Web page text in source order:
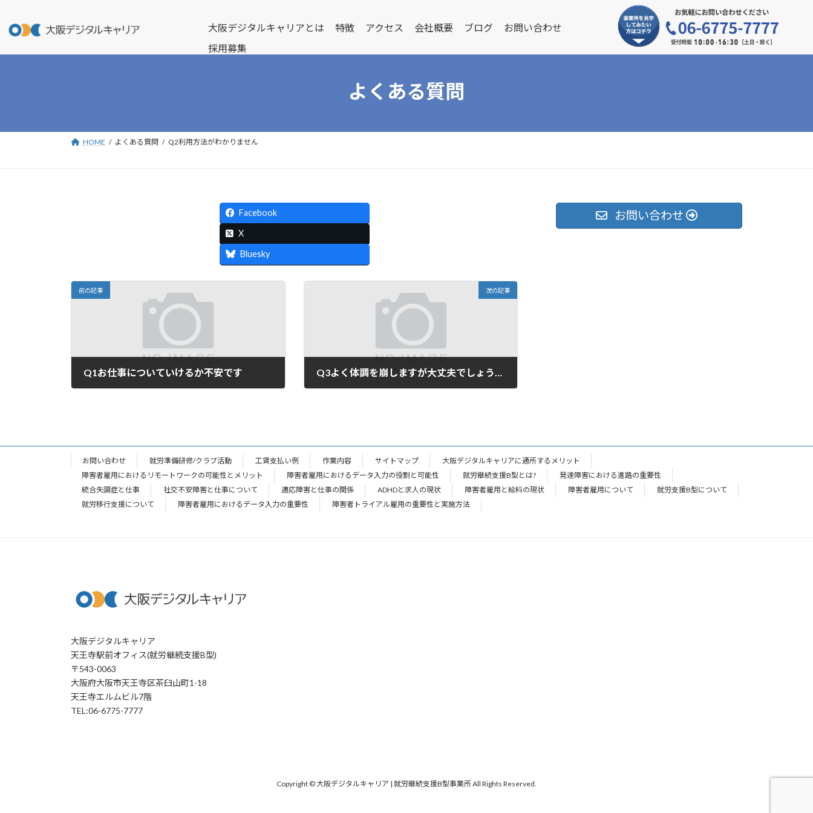
テ
ゲ
大阪デジタルキャリアとは 特徴 アクセス 会社概要 ブログ
お問い合わせ
採用募集
よくある質問
HOME よくある質問 Q2利用方法がわかりません
Facebook
X
Bluesky
前の記事
Q1お仕事についていけるか不安です
次の記事
Q3よく体調を崩しますが大丈夫でしょうか？
お問い合わせ
お問い合わせ 就労準備研修/クラブ活動 工賃支払い例 作業内容 サイトマップ
大阪デジタルキャリアに通所するメリット
障害者雇用におけるリモートワークの可能性とメリット
障害者雇用におけるデータ入力の役割と可能性 就労継続支援B型とは?
発達障害における進路の重要性
統合失調症と仕事
社交不安障害と仕事について 適応障害と仕事の関係 ADHDと求人の現状 障害者雇用と給料の現状 障害者雇用について
就労支援B型について
就労移行支援について
障害者雇用におけるデータ入力の重要性 障害者トライアル雇用の重要性と実施方法
大阪デジタルキャリア
天王寺駅前オフィス(就労継続支援B型)
〒543-0063
大阪府大阪市天王寺区茶臼山町1-18
天王寺エルムビル7階
TEL:06-6775-7777
Copyright © 大阪デジタルキャリア | 就労継続支援B型事業所 All Rights Reserved.